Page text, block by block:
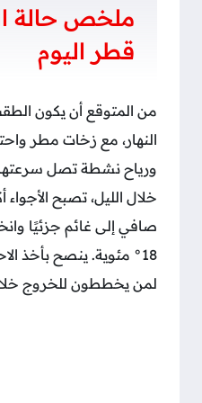
ملخص حالة
قطر اليوم
من المتوقع أن يكون
النهار، مع زخات مطر
خلال الليل، تصبح
صافي إلى غائم جزئيًا
18° مئوية. ينصح بأخذ
لمن يخططون للخروج